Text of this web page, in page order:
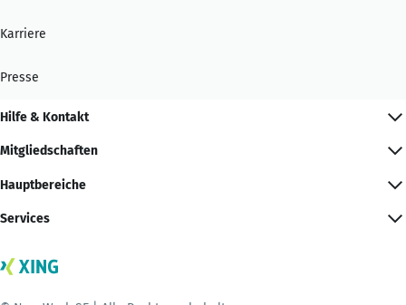
Karriere
Presse
Hilfe & Kontakt
Mitgliedschaften
Hauptbereiche
Services